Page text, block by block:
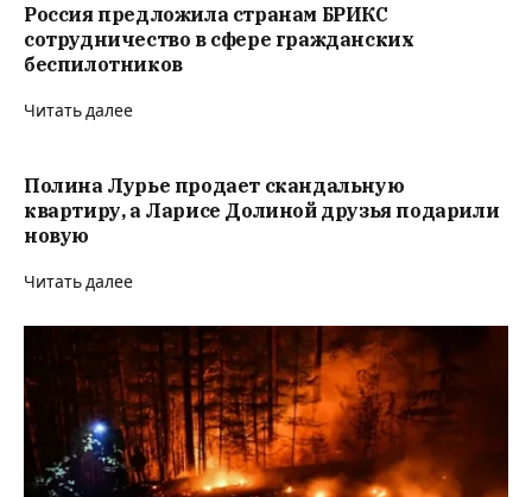
Россия предложила странам БРИКС
сотрудничество в сфере гражданских
беспилотников
Читать далее
Полина Лурье продает скандальную
квартиру, а Ларисе Долиной друзья подарили
новую
Читать далее